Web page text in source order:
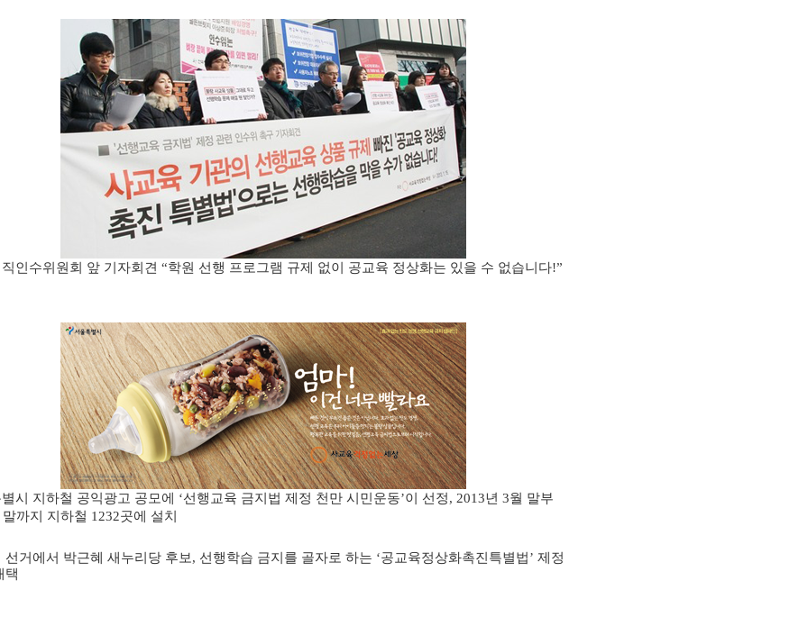
인수위원회 앞 기자회견 “학원 선행 프로그램 규제 없이 공교육 정상화는 있을 수 없습니다!”
시 지하철 공익광고 공모에 ‘선행교육 금지법 제정 천만 시민운동’이 선정, 2013년 3월 말부
말까지 지하철 1232곳에 설치
선거에서 박근혜 새누리당 후보, 선행학습 금지를 골자로 하는 ‘공교육정상화촉진특별법’ 제정
택